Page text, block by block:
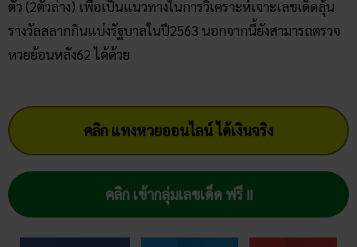
ตัว (2ตัวล่าง) เพื่อเป็นแนวทางในการวิเคราะห์เจาะเลขเด็ดลุ้น
รางวัลสลากกินแบ่งรัฐบาลในปี2563 นอกจากนี้ยังสามารถตรวจ
หวยย้อนหลัง62 ได้ด้วย
คลิก แทงหวยออนไลน์ ได้เงินจริง
คลิก เข้ากลุ่มเลขเด็ด ฟรี !!